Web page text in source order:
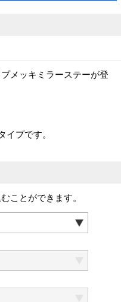
メッキミラーステーが登
プです。
ことができます。